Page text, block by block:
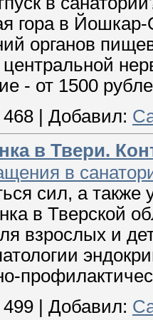
гора в
органов
- от 1500
468 Добавил:
в Твери.
в
сил, а
в Тверской
взрослых и
499 Добавил: